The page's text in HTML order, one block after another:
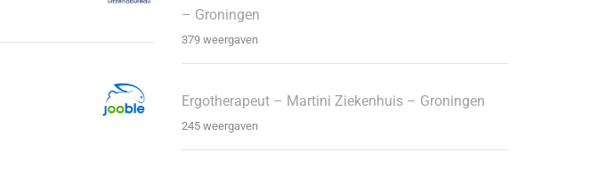
– Groningen
379 weergaven
Ergotherapeut – Martini Ziekenhuis – Groningen
245 weergaven